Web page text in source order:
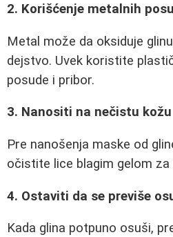
2. Korišćenje metalnih
Metal može da oksiduje
dejstvo. Uvek koristite
posude i pribor.
3. Nanositi na nečistu kožu
Pre nanošenja maske od
očistite lice blagim gelom
4. Ostaviti da se previše
Kada glina potpuno osuši,